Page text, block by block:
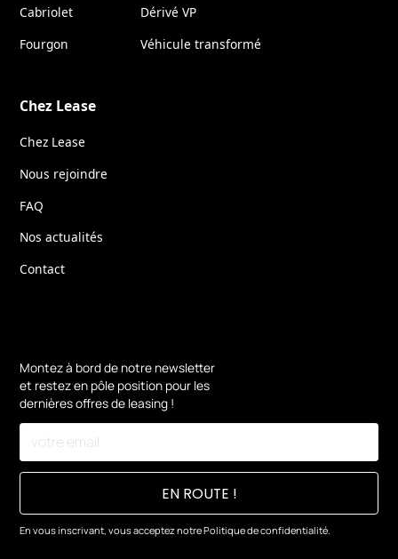
Cabriolet
Dérivé VP
Fourgon
Véhicule transformé
Chez Lease
Chez Lease
Nous rejoindre
FAQ
Nos actualités
Contact
Montez à bord de notre newsletter
et restez en pôle position pour les
dernières offres de leasing !
En vous inscrivant, vous acceptez notrePolitique de confidentialité.